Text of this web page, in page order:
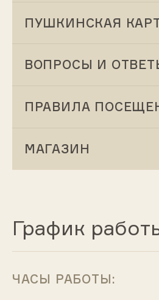
ПУШКИНСКАЯ
ВОПРОСЫ И
ПРАВИЛА
МАГАЗИН
График
ЧАСЫ РАБОТЫ: